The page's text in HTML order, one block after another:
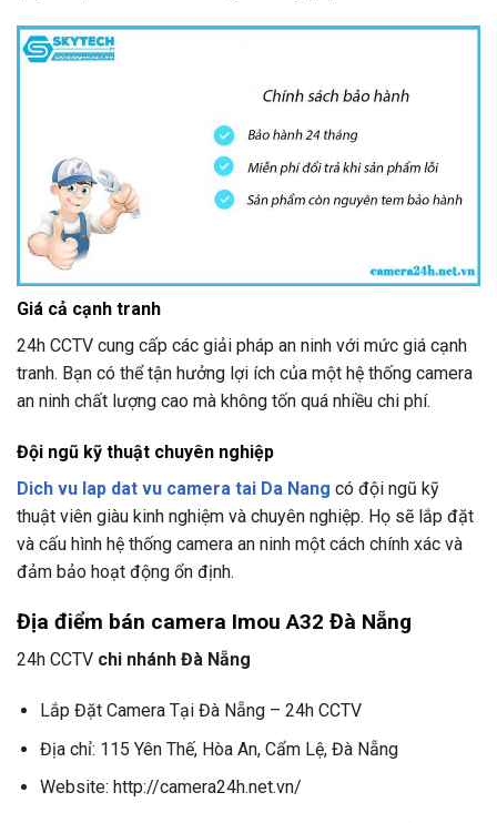
Giá cả cạnh tranh
24h CCTV cung cấp các giải pháp an ninh với mức giá cạnh
tranh. Bạn có thể tận hưởng lợi ích của một hệ thống camera
an ninh chất lượng cao mà không tốn quá nhiều chi phí.
Đội ngũ kỹ thuật chuyên nghiệp
Dich vu lap dat vu camera tai Da Nang có đội ngũ kỹ
thuật viên giàu kinh nghiệm và chuyên nghiệp. Họ sẽ lắp đặt
và cấu hình hệ thống camera an ninh một cách chính xác và
đảm bảo hoạt động ổn định.
Địa điểm bán camera Imou A32 Đà Nẵng
24h CCTV chi nhánh Đà Nẵng
Lắp Đặt Camera Tại Đà Nẵng – 24h CCTV
Địa chỉ: 115 Yên Thế, Hòa An, Cẩm Lệ, Đà Nẵng
Website: http://camera24h.net.vn/